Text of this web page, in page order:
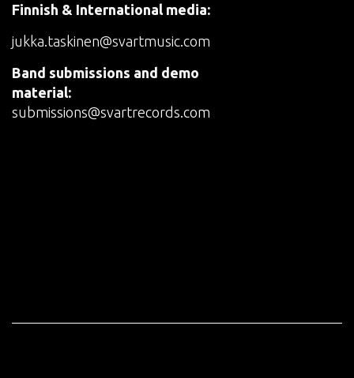
Finnish & International media:
jukka.taskinen@svartmusic.com
Band submissions and demo
material:
submissions@svartrecords.com